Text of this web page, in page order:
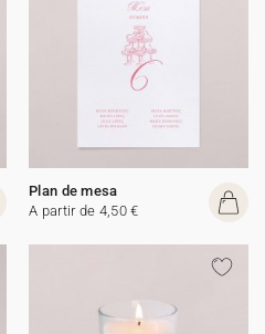
Plan de mesa
A partir de 4,50 €